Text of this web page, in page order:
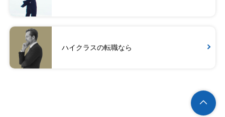
ハイクラスの転職なら